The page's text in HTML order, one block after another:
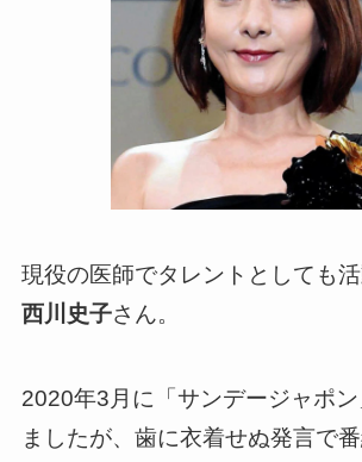
現役の医師でタレントとしても
西川史子さん。
2020年3月に「サンデージャポ
ましたが、歯に衣着せぬ発言で